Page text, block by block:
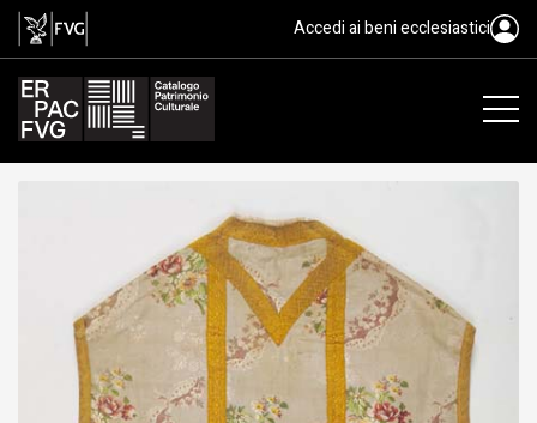
pianeta, manifatturaAccedi ai beni ecclesiastici